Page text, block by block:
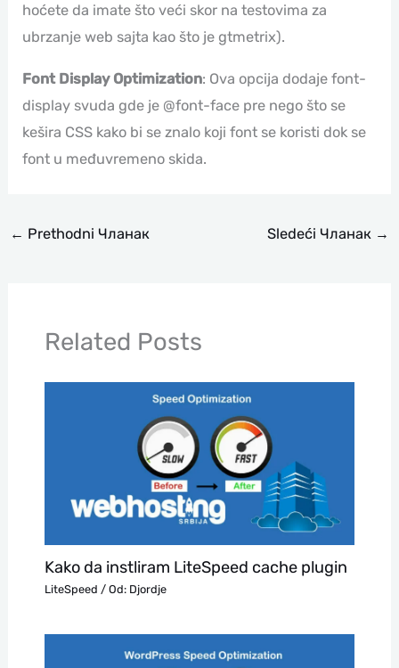
hoćete da imate što veći skor na testovima za
ubrzanje web sajta kao što je gtmetrix).
Font Display Optimization: Ova opcija dodaje font-
display svuda gde je @font-face pre nego što se
kešira CSS kako bi se znalo koji font se koristi dok se
font u međuvremeno skida.
← Prethodni Чланак Sledeći Чланак →
Related Posts
Kako da instliram LiteSpeed cache plugin
LiteSpeed / Od: Djordje